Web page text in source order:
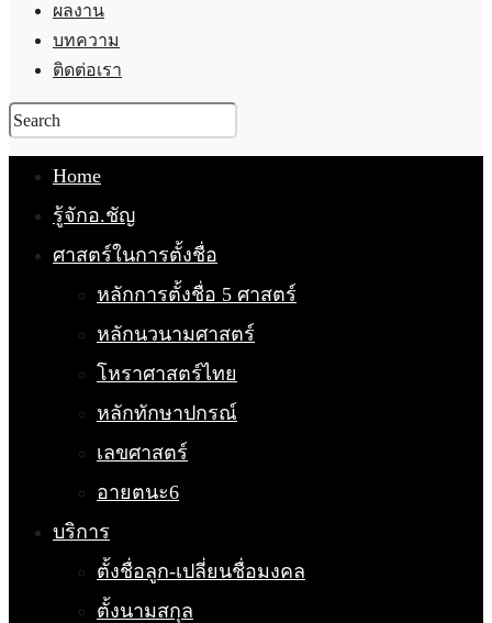
ผลงาน
บทความ
ติดต่อเรา
Home
รู้จักอ.ชัญ
ศาสตร์ในการตั้งชื่อ
หลักการตั้งชื่อ 5 ศาสตร์
หลักนวนามศาสตร์
โหราศาสตร์ไทย
หลักทักษาปกรณ์
เลขศาสตร์
อายตนะ6
บริการ
ตั้งชื่อลูก-เปลี่ยนชื่อมงคล
ตั้งนามสกุล